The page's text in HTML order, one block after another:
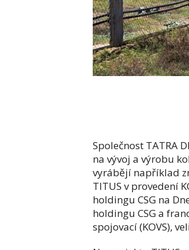
Radar
Společnost TATRA
na vývoj a výrobu
vyrábějí například
TITUS v provedení
holdingu CSG na
holdingu CSG a
spojovací (KOVS),